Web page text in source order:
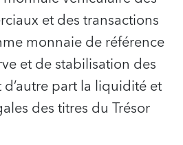
et des transactions
monnaie de référence
et de stabilisation des
part la liquidité et
des titres du Trésor